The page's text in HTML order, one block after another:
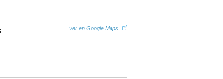
ver en Google Maps